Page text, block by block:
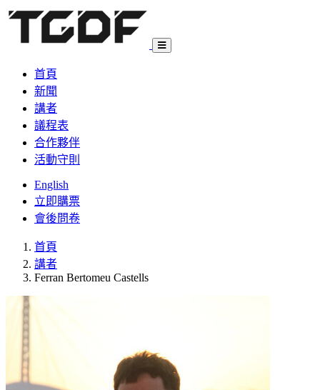
首頁
新聞
講者
議程表
合作夥伴
活動守則
English
立即購票
會後問卷
首頁
講者
Ferran Bertomeu Castells